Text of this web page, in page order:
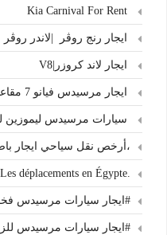
ايجار رنج روڤر |لاندر روڤر
ايجار لاند كروزر|V8
ايجار مرسيدس فيانو 7 مقاعد – عروض المطار الخاصة
سيارات مرسيدس ليموزين
،أرخص نقل سياحي ايجار
.Les déplacements en Égypte | نقل سياحي
#ايجار سيارات مرسيدس
#ايجار سيارات مرسيدس